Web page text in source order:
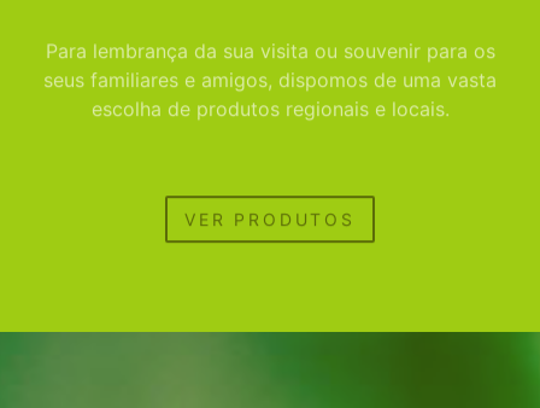
Para lembrança da sua visita ou souvenir para os
seus familiares e amigos, dispomos de uma vasta
escolha de produtos regionais e locais.
VER PRODUTOS